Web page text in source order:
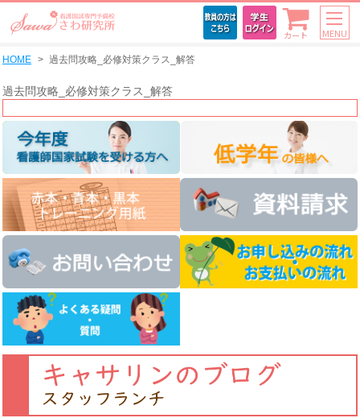
カート MENU
HOME 過去問攻略_必修対策クラス_解答
過去問攻略_必修対策クラス_解答